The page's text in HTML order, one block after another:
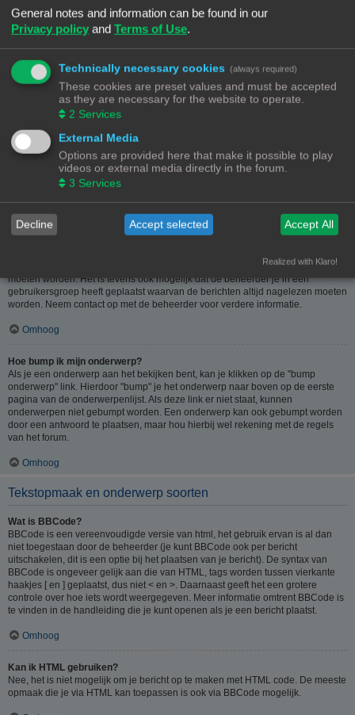
heeft hier dus in geen geval iets mee te maken.
Omhoog
Hoe kan ik berichten aan een moderator melden?
Als de beheerder het toelaat, kun je op de hiervoor dienende knop klikken bij
het bericht. Als je hierop geklikt hebt, moet je een paar verplichte stappen
volgen om de melding te versturen.
Waarvoor dient de "Opslaan"-knop bij het plaatsen van een bericht?
Hiermee kun je berichten opslaan om ze dan later af te werken en te plaatsen.
Een opgeslagen bericht kun je, via de bijhorende optie, in het
Omhoog
De beheerder kan beslist hebben dat geplaatste berichten eerst nagekeken
moeten worden. Het is tevens ook mogelijk dat de beheerder je in een
gebruikersgroep heeft geplaatst waarvan de berichten altijd nagelezen moeten
worden. Neem contact op met de beheerder voor verdere informatie.
Omhoog
Hoe bump ik mijn onderwerp?
Als je een onderwerp aan het bekijken bent, kan je klikken op de "bump
onderwerp" link. Hierdoor "bump" je het onderwerp naar boven op de eerste
pagina van de onderwerpenlijst. Als deze link er niet staat, kunnen
onderwerpen niet gebumpt worden. Een onderwerp kan ook gebumpt worden
door een antwoord te plaatsen, maar hou hierbij wel rekening met de regels
van het forum.
Omhoog
Tekstopmaak en onderwerp soorten
Wat is BBCode?
BBCode is een vereenvoudigde versie van html, het gebruik ervan is al dan
niet toegestaan door de beheerder (je kunt BBCode ook per bericht
uitschakelen, dit is een optie bij het plaatsen van je bericht). De syntax van
BBCode is ongeveer gelijk aan die van HTML, tags worden tussen vierkante
haakjes [ en ] geplaatst, dus niet < en >. Daarnaast geeft het een grotere
controle over hoe iets wordt weergegeven. Meer informatie omtrent BBCode is
te vinden in de handleiding die je kunt openen als je een bericht plaatst.
Omhoog
Kan ik HTML gebruiken?
Nee, het is niet mogelijk om je bericht op te maken met HTML code. De meeste
opmaak die je via HTML kan toepassen is ook via BBCode mogelijk.
General notes and information can be found in our
Privacy policy and Terms of Use.
Technically necessary cookies (always required)
These cookies are preset values and must be accepted
as they are necessary for the website to operate.
2 Services
External Media
Options are provided here that make it possible to play
videos or external media directly in the forum.
3 Services
Decline Accept selected Accept All
Realized with Klaro!